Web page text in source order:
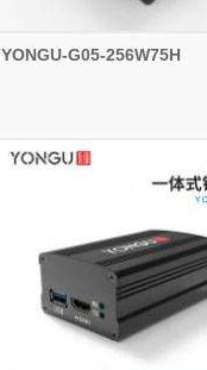
YONGU-G05-256W75H